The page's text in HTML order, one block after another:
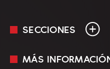
SECCIONES
En Vivo
MÁS